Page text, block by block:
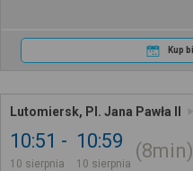
Kup
Lutomiersk, Pl. Jana Pawła II
10:51
10 sierpnia
10:59
10 sierpnia
8min